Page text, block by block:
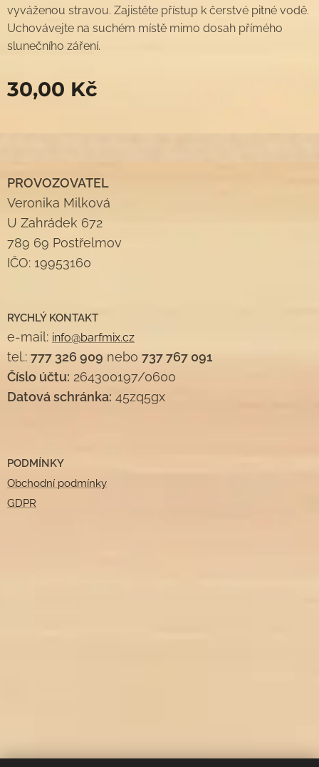
vyváženou stravou. Zajistěte přístup k čerstvé pitné vodě.
Uchovávejte na suchém místě mimo dosah přímého
slunečního záření.
30,00 Kč
PROVOZOVATEL
Veronika Milková
U Zahrádek 672
789 69 Postřelmov
IČO: 19953160
RYCHLÝ KONTAKT
e-mail: info@barfmix.cz
tel.: 777 326 909 nebo 737 767 091
Číslo účtu: 264300197/0600
Datová schránka: 45zq5gx
PODMÍNKY
Obchodní podmínky
GDPR